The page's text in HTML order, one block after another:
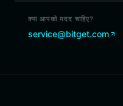
क्या आपको मदद चाहिए?
service@bitget.com